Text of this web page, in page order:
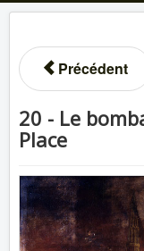
Précédent
20 - Le
Place